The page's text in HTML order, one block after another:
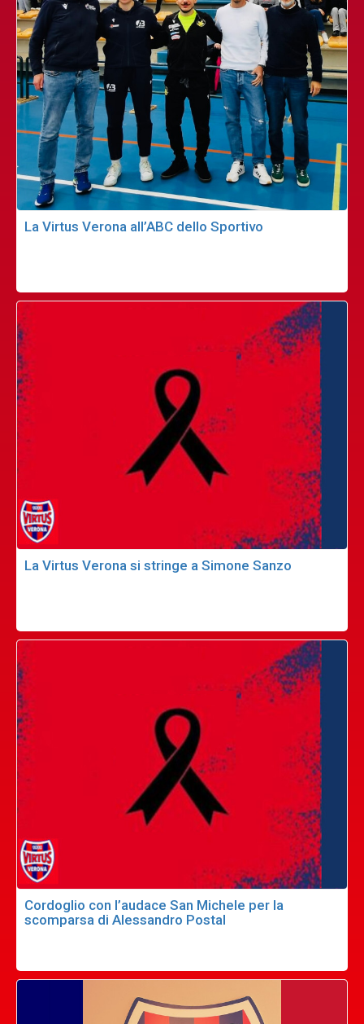
La Virtus Verona all’ABC dello Sportivo
La Virtus Verona si stringe a Simone Sanzo
Cordoglio con l’audace San Michele per la
scomparsa di Alessandro Postal